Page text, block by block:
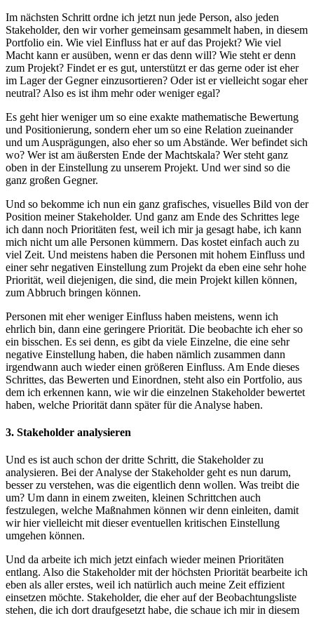
Im nächsten Schritt ordne ich jetzt nun jede Person, also jeden
Stakeholder, den wir vorher gemeinsam gesammelt haben, in diesem
Portfolio ein. Wie viel Einfluss hat er auf das Projekt? Wie viel
Macht kann er ausüben, wenn er das denn will? Wie steht er denn
zum Projekt? Findet er es gut, unterstützt er das gerne oder ist eher
im Lager der Gegner einzusortieren? Oder ist er vielleicht sogar eher
neutral? Also es ist ihm mehr oder weniger egal?
Es geht hier weniger um so eine exakte mathematische Bewertung
und Positionierung, sondern eher um so eine Relation zueinander
und um Ausprägungen, also eher so um Abstände. Wer befindet sich
wo? Wer ist am äußersten Ende der Machtskala? Wer steht ganz
oben in der Einstellung zu unserem Projekt. Und wer sind so die
ganz großen Gegner.
Und so bekomme ich nun ein ganz grafisches, visuelles Bild von der
Position meiner Stakeholder. Und ganz am Ende des Schrittes lege
ich dann noch Prioritäten fest, weil ich mir ja gesagt habe, ich kann
mich nicht um alle Personen kümmern. Das kostet einfach auch zu
viel Zeit. Und meistens haben die Personen mit hohem Einfluss und
einer sehr negativen Einstellung zum Projekt da eben eine sehr hohe
Priorität, weil diejenigen, die sind, die mein Projekt killen können,
zum Abbruch bringen können.
Personen mit eher weniger Einfluss haben meistens, wenn ich
ehrlich bin, dann eine geringere Priorität. Die beobachte ich eher so
ein bisschen. Es sei denn, es gibt da viele Einzelne, die eine sehr
negative Einstellung haben, die haben nämlich zusammen dann
irgendwann auch wieder einen größeren Einfluss. Am Ende dieses
Schrittes, das Bewerten und Einordnen, steht also ein Portfolio, aus
dem ich erkennen kann, wie wir die einzelnen Stakeholder bewertet
haben, welche Priorität dann später für die Analyse haben.
3. Stakeholder analysieren
Und es ist auch schon der dritte Schritt, die Stakeholder zu
analysieren. Bei der Analyse der Stakeholder geht es nun darum,
besser zu verstehen, was die eigentlich denn wollen. Was treibt die
um? Um dann in einem zweiten, kleinen Schrittchen auch
festzulegen, welche Maßnahmen können wir denn einleiten, damit
wir hier vielleicht mit dieser eventuellen kritischen Einstellung
umgehen können.
Und da arbeite ich mich jetzt einfach wieder meinen Prioritäten
entlang. Also die Stakeholder mit der höchsten Priorität bearbeite ich
eben als aller erstes, weil ich natürlich auch meine Zeit effizient
einsetzen möchte. Stakeholder, die eher auf der Beobachtungsliste
stehen, die ich dort draufgesetzt habe, die schaue ich mir in diesem